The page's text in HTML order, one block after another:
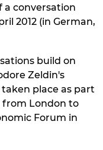
a conversation
2012 (in German,
build on
Zeldin's
place as part
from London to
Forum in